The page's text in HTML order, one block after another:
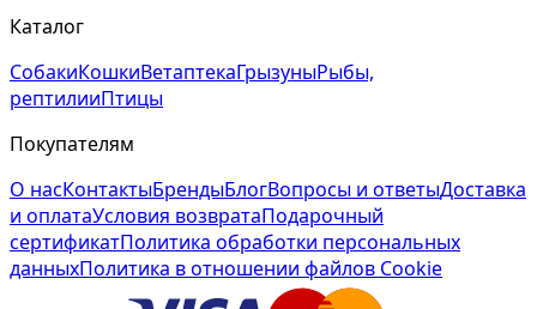
Каталог
СобакиКошкиВетаптекаГрызуныРыбы,
рептилииПтицы
Покупателям
О насКонтактыБрендыБлогВопросы и ответыДоставка
и оплатаУсловия возвратаПодарочный
сертификатПолитика обработки персональных
данныхПолитика в отношении файлов Cookie